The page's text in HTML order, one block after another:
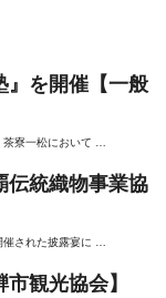
』を開催【一般
寮一松において …
伝統織物事業協
された披露宴に …
観光協会】